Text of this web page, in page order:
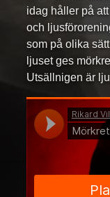
idag håller på
och
som på olika
ljuset ges
Utsällnigen är